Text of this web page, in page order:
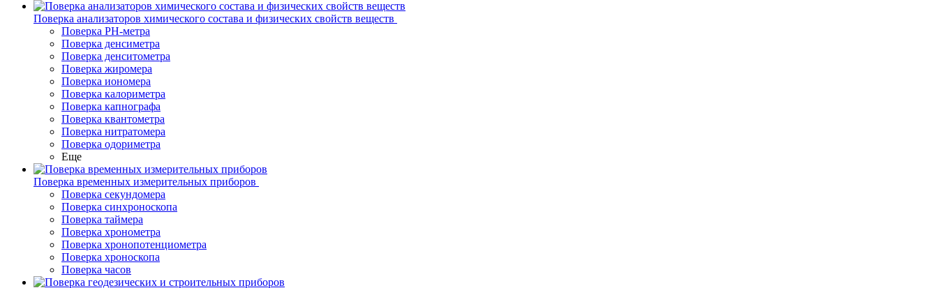
Поверка анализаторов химического состава и физических свойств веществ
Поверка PH-метра
Поверка денсиметра
Поверка денситометра
Поверка жиромера
Поверка иономера
Поверка калориметра
Поверка капнографа
Поверка квантометра
Поверка нитратомера
Поверка одориметра
Еще
Поверка временных измерительных приборов
Поверка секундомера
Поверка синхроноскопа
Поверка таймера
Поверка хронометра
Поверка хронопотенциометра
Поверка хроноскопа
Поверка часов